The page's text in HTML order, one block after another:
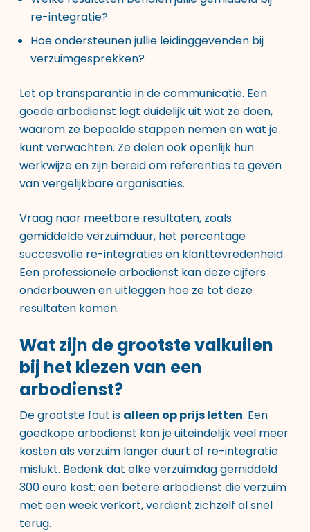
re-integratie?
Hoe ondersteunen jullie leidinggevenden bij
verzuimgesprekken?
Let op transparantie in de communicatie. Een
goede arbodienst legt duidelijk uit wat ze doen,
waarom ze bepaalde stappen nemen en wat je
kunt verwachten. Ze delen ook openlijk hun
werkwijze en zijn bereid om referenties te geven
van vergelijkbare organisaties.
Vraag naar meetbare resultaten, zoals
gemiddelde verzuimduur, het percentage
succesvolle re-integraties en klanttevredenheid.
Een professionele arbodienst kan deze cijfers
onderbouwen en uitleggen hoe ze tot deze
resultaten komen.
Wat zijn de grootste valkuilen
bij het kiezen van een
arbodienst?
De grootste fout is alleen op prijs letten. Een
goedkope arbodienst kan je uiteindelijk veel meer
kosten als verzuim langer duurt of re-integratie
mislukt. Bedenk dat elke verzuimdag gemiddeld
300 euro kost: een betere arbodienst die verzuim
met een week verkort, verdient zichzelf al snel
terug.